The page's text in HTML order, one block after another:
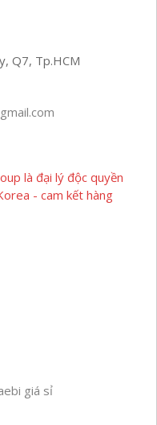
Q7, Tp.HCM
là đại lý độc quyền
- cam kết hàng
giá sỉ